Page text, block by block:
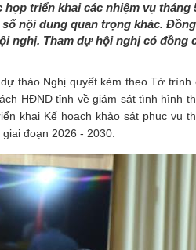
triển khai các nhiệm vụ
nội dung quan trọng khác.
nghị. Tham dự hội nghị có đồng
thảo Nghị quyết kèm theo Tờ trình
HĐND tỉnh về giám sát tình hình
khai Kế hoạch khảo sát phục vụ
đoạn 2026 - 2030.